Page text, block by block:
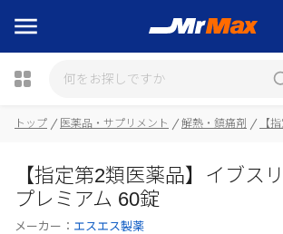
トップ 医薬品・サプリメント 解熱・鎮痛剤 【
【指定第2類医薬品】イブス
プレミアム 60錠
メーカー： エスエス製薬